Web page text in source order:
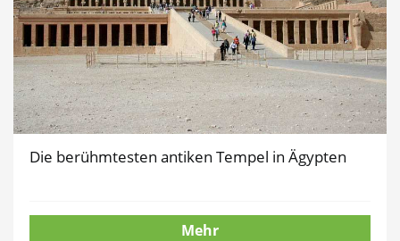
Die berühmtesten antiken Tempel in Ägypten
Mehr